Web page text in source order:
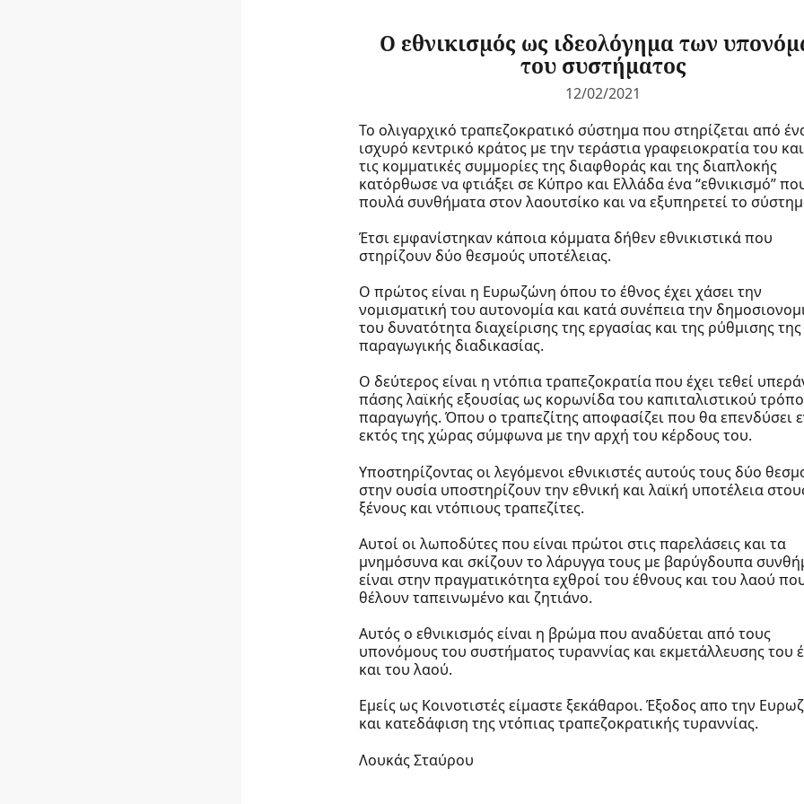
Ο εθνικισμός ως ιδεολόγημα των
του συστήματος
12/02/2021
Το ολιγαρχικό τραπεζοκρατικό σύστημα που στηρίζεται από
ισχυρό κεντρικό κράτος με την τεράστια γραφειοκρατία του
τις κομματικές συμμορίες της διαφθοράς και της διαπλοκής
κατόρθωσε να φτιάξει σε Κύπρο και Ελλάδα ένα “εθνικισμό”
πουλά συνθήματα στον λαουτσίκο και να εξυπηρετεί το
Έτσι εμφανίστηκαν κάποια κόμματα δήθεν εθνικιστικά που
στηρίζουν δύο θεσμούς υποτέλειας.
Ο πρώτος είναι η Ευρωζώνη όπου το έθνος έχει χάσει την
νομισματική του αυτονομία και κατά συνέπεια την
του δυνατότητα διαχείρισης της εργασίας και της ρύθμισης της
παραγωγικής διαδικασίας.
Ο δεύτερος είναι η ντόπια τραπεζοκρατία που έχει τεθεί
πάσης λαϊκής εξουσίας ως κορωνίδα του καπιταλιστικού
παραγωγής. Όπου ο τραπεζίτης αποφασίζει που θα επενδύσει
εκτός της χώρας σύμφωνα με την αρχή του κέρδους του.
Υποστηρίζοντας οι λεγόμενοι εθνικιστές αυτούς τους δύο
στην ουσία υποστηρίζουν την εθνική και λαϊκή υποτέλεια
ξένους και ντόπιους τραπεζίτες.
Αυτοί οι λωποδύτες που είναι πρώτοι στις παρελάσεις και τα
μνημόσυνα και σκίζουν το λάρυγγα τους με βαρύγδουπα
είναι στην πραγματικότητα εχθροί του έθνους και του λαού
θέλουν ταπεινωμένο και ζητιάνο.
Αυτός ο εθνικισμός είναι η βρώμα που αναδύεται από τους
υπονόμους του συστήματος τυραννίας και εκμετάλλευσης του
και του λαού.
Εμείς ως Κοινοτιστές είμαστε ξεκάθαροι. Έξοδος απο την
και κατεδάφιση της ντόπιας τραπεζοκρατικής τυραννίας.
Λουκάς Σταύρου